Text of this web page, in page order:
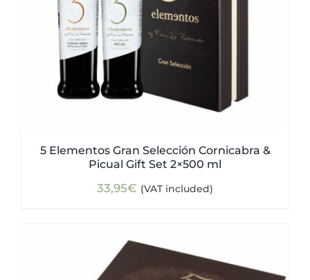
5 Elementos Gran Selección Cornicabra &
Picual Gift Set 2×500 ml
33,95€ (VAT included)